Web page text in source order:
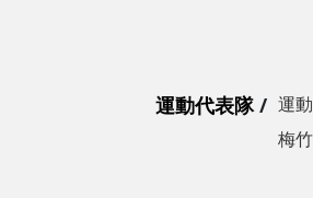
運動代表隊 運
梅